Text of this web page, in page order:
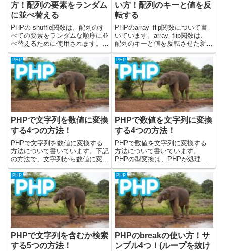
方！配列の要素をランダム
に並べ替える
PHPの shuffle関数は、配列のす
べての要素をランダムな順序に並
べ替えるために使用されます。ク
イズの選択肢をランダムにする、
表示するコンテンツの順序を毎回
変えるなど、要素の順序を予測不
可能にしたい場合に役立ちます。
この記事では、shu...
い方！配列のキーと値を反
転する
PHPのarray_flip関数について書
いています。array_flip関数は、
配列のキーと値を反転させた新し
い配列を作成します。元の配列の
キーが新しい配列の値となり、元
の配列の値が新しい配列のキーと
なります。この関数を使うと、連
想配列の...
PHP
PHPで文字列を数値に変換
する4つの方法！
PHPで文字列を数値に変換する
方法について書いています。下記
の方法で、文字列から数値に変換
することが可能です。・intキャ
ストを使う・floatキャストを使
う・doubleキャストを使う・
intval関数を使う数値の型とし
て、整数型(int...
PHP
PHPで数値を文字列に変換
する4つの方法！
PHPで数値を文字列に変換する
方法について書いています。
PHPの型変換は、PHPが処理の
流れを見て自動的にやってくれる
ので、基本的には気にしなくても
大丈夫です。この記事では下記の
方法で、数値を文字列に変換しま
す。・stringキャストを使う...
PHP
PHPで文字列を含むか検索
する5つの方法！
PHP
PHPのbreakの使い方！サ
ンプル4つ！(ループを抜け